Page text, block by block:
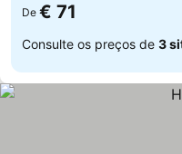
De € 71
Consulte os preços de 3